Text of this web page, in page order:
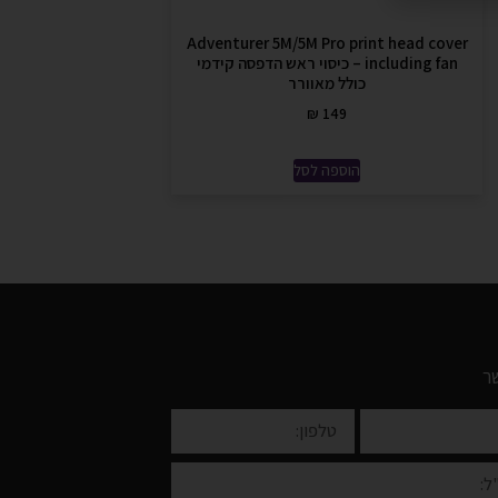
Adventurer 5M/5M Pro print head cover
including fan – כיסוי ראש הדפסה קידמי
כולל מאוורר
₪ 149
הוספה לסל